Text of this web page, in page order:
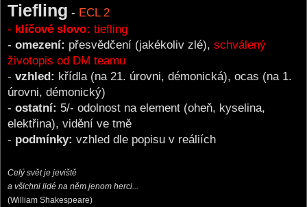
Tiefling - ECL 2
- klíčové slovo: tiefling
- omezení: přesvědčení (jakékoliv zlé), schválený
životopis od DM teamu
- vzhled: křídla (na 21. úrovni, démonická), ocas (na 1.
úrovni, démonický)
- ostatní: 5/- odolnost na element (oheň, kyselina,
elektřina), vidění ve tmě
- podmínky: vzhled dle popisu v reáliích
Celý svět je jeviště
a všichni lidé na něm jenom herci...
(William Shakespeare)